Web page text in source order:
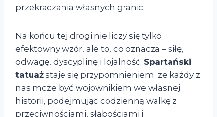
przekraczania własnych granic.
Na końcu tej drogi nie liczy się tylko
efektowny wzór, ale to, co oznacza – siłę,
odwagę, dyscyplinę i lojalność. Spartański
tatuaż staje się przypomnieniem, że każdy z
nas może być wojownikiem we własnej
historii, podejmując codzienną walkę z
przeciwnościami, słabościami i